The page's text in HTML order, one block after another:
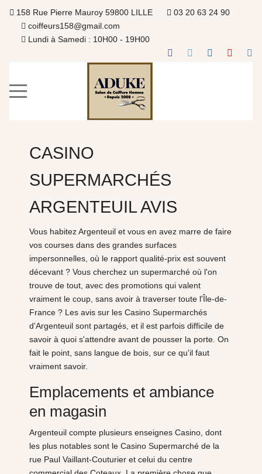
158 Rue Pierre Mauroy 59800 LILLE
03 20 63 24 90
coiffeurs158@gmail.com
Lundi à Samedi : 10H00 - 19H00
CASINO
SUPERMARCHÉS
ARGENTEUIL AVIS
Vous habitez Argenteuil et vous en avez marre de faire
vos courses dans des grandes surfaces
impersonnelles, où le rapport qualité-prix est souvent
décevant ? Vous cherchez un supermarché où l'on
trouve de tout, avec des promotions qui valent
vraiment le coup, sans avoir à traverser toute l'Île-de-
France ? Les avis sur les Casino Supermarchés
d'Argenteuil sont partagés, et il est parfois difficile de
savoir à quoi s'attendre avant de pousser la porte. On
fait le point, sans langue de bois, sur ce qu'il faut
vraiment savoir.
Emplacements et ambiance
en magasin
Argenteuil compte plusieurs enseignes Casino, dont
les plus notables sont le Casino Supermarché de la
rue Paul Vaillant-Couturier et celui du centre